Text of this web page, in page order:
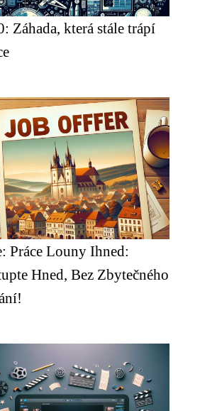
Záhada, která stále trápí
Práce Louny Ihned:
Hned, Bez Zbytečného